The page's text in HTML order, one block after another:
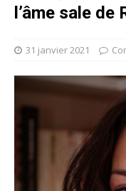
l’âme sale
31 janvier 2021